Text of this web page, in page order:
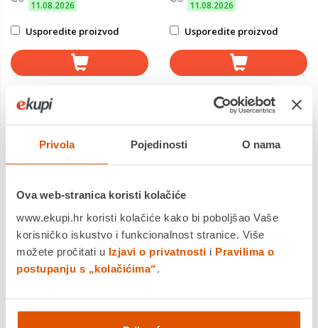
Privola Pojedinosti O nama
Ova web-stranica koristi kolačiće
www.ekupi.hr koristi kolačiće kako bi poboljšao Vaše
korisničko iskustvo i funkcionalnost stranice. Više
možete pročitati u Izjavi o privatnosti i Pravilima o
postupanju s „kolačićima“
11.08.2026
Usporedite proizvod
11.08.2026
Usporedite proizvod
IPS 165Hz, Intel Core i9-
1.899,00 €
IPS 165Hz, Intel Core i9-
1.769,00 €